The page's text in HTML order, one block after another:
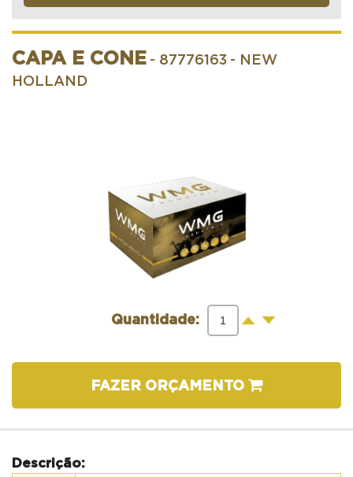
CAPA E CONE - 87776163 - NEW
HOLLAND
Quantidade: + -
FAZER ORÇAMENTO
Descrição: